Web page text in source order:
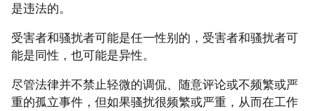
是违法的。
受害者和骚扰者可能是任一性别的，受害者和骚扰者可
能是同性，也可能是异性。
尽管法律并不禁止轻微的调侃、随意评论或不频繁或严
重的孤立事件，但如果骚扰很频繁或严重，从而在工作